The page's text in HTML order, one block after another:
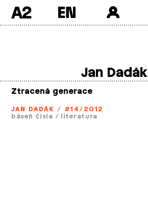
A2
Jan Dadák
Ztracená generace
JAN DADÁK / #14/2012
báseň čísla / literatura